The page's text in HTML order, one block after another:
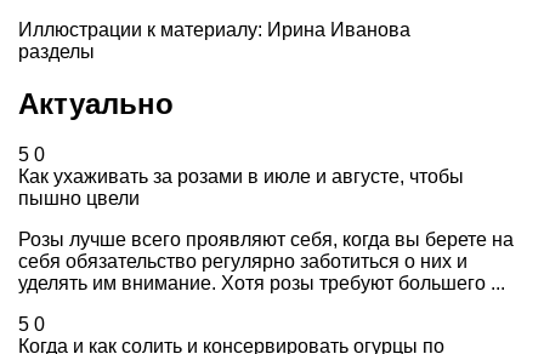
Иллюстрации к материалу: Ирина Иванова
разделы
Актуально
5 0
Как ухаживать за розами в июле и августе, чтобы
пышно цвели
Розы лучше всего проявляют себя, когда вы берете на
себя обязательство регулярно заботиться о них и
уделять им внимание. Хотя розы требуют большего ...
5 0
Когда и как солить и консервировать огурцы по